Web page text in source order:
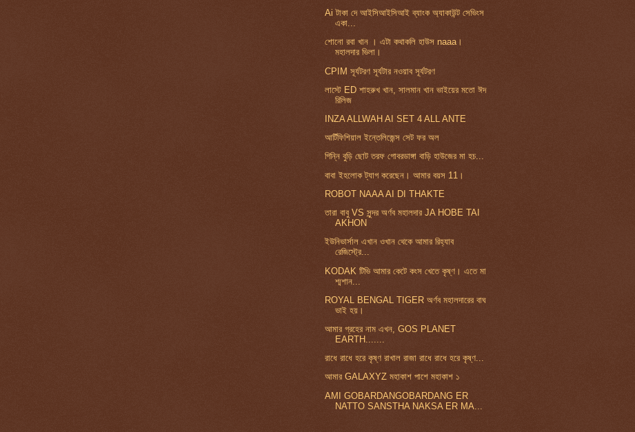
Ai টাকা দে আইসিআইসিআই ব্যাংক অ্যাকাউন্ট সেভিংস
একা...
শোনো রবা খান । এটা কথাকলি হাউস naaa।
মহালদার ভিলা।
CPIM সূর্যটরণ সূর্যটার নওয়াব সূর্যটরণ
লাস্টে ED শাহরুখ খান, সালমান খান ভাইয়ের মতো ঈদ
রিলিজ
INZA ALLWAH AI SET 4 ALL ANTE
আর্টিফিশিয়াল ইন্তেলিজেন্স সেট ফর অল
গিন্নি বুড়ি ছোট তরফ গোবরডাঙ্গা বাড়ি হাউজের মা হচ...
বাবা ইহলোক ট্যাগ করেছেন। আমার বয়স 11।
ROBOT NAAA AI DI THAKTE
তারা বাবু VS সুন্দর অর্ণব মহালদার JA HOBE TAI
AKHON
ইউনিভার্সাল এখান ওখান থেকে আমার রিহ্যাব
রেজিস্ট্রে...
KODAK টিভি আমার কেটে কংস খেতে কৃষ্ণ। এতে মা
শ্মশান...
ROYAL BENGAL TIGER অর্ণব মহালদারের বাঘ
ভাই হয়।
আমার গ্রহের নাম এখন, GOS PLANET
EARTH.......
রাধে রাধে হরে কৃষ্ণ রাখাল রাজা রাধে রাধে হরে কৃষ্ণ...
আমার GALAXYZ মহাকাশ পাশে মহাকাশ ১
AMI GOBARDANGOBARDANG ER
NATTO SANSTHA NAKSA ER MA...